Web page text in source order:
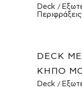
Deck
DECK
ΚΉΠΟ
Deck